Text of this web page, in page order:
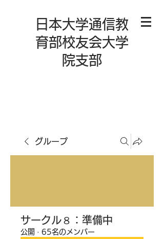
日本大学通信教
育部校友会大学
院支部
グループ
サークル８：準備中
公開 · 65名のメンバー